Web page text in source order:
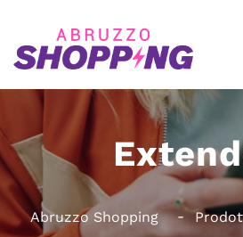
Abruzzo Shopping